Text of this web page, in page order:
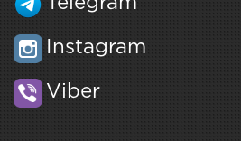
Telegram
Instagram
Viber